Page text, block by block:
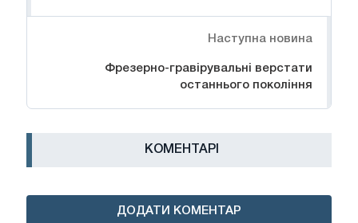
Наступна новина
Фрезерно-гравірувальні верстати
останнього покоління
КОМЕНТАРІ
ДОДАТИ КОМЕНТАР